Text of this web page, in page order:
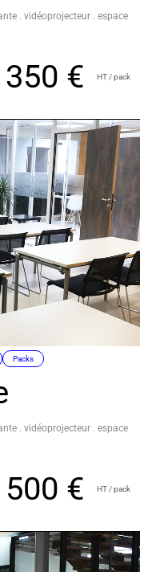
. vidéoprojecteur . espace
350 € HT / pack
Packs
. vidéoprojecteur . espace
500 € HT / pack